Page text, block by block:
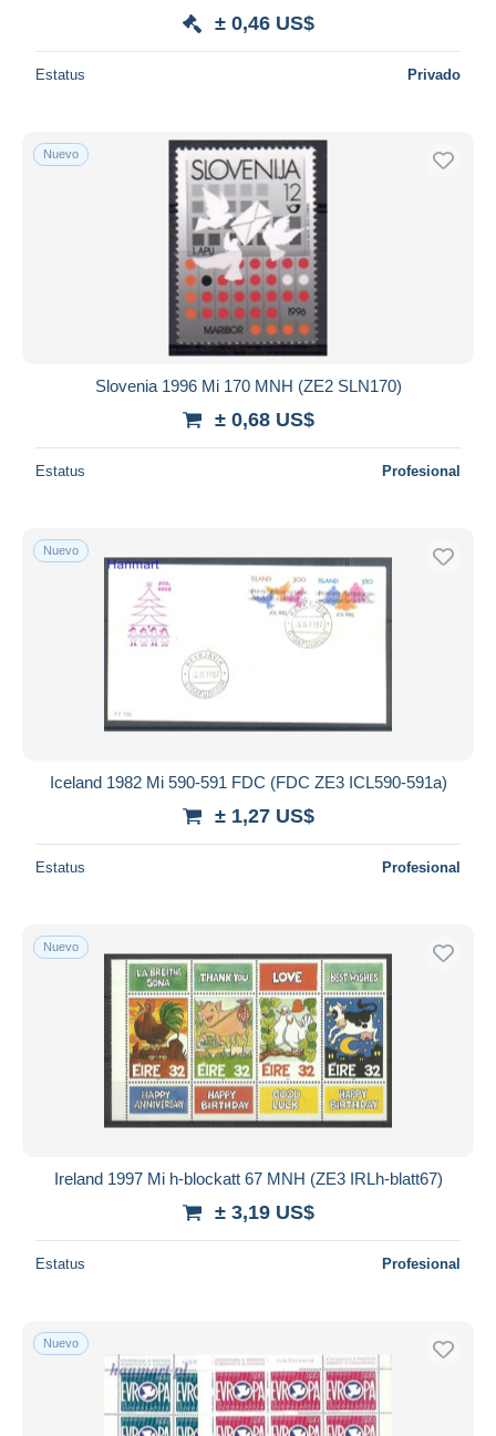
± 0,46 US$
Estatus Privado
Nuevo
Slovenia 1996 Mi 170 MNH (ZE2 SLN170)
± 0,68 US$
Estatus Profesional
Nuevo
Iceland 1982 Mi 590-591 FDC (FDC ZE3 ICL590-591a)
± 1,27 US$
Estatus Profesional
Nuevo
Ireland 1997 Mi h-blockatt 67 MNH (ZE3 IRLh-blatt67)
± 3,19 US$
Estatus Profesional
Nuevo